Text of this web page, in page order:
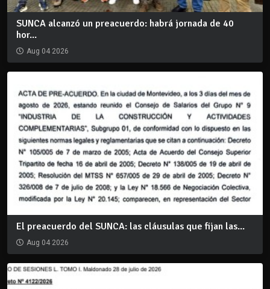
SUNCA alcanzó un preacuerdo: habrá jornada de 40
hor...
Aug 04 2026
El preacuerdo del SUNCA: las cláusulas que fijan las...
Aug 04 2026